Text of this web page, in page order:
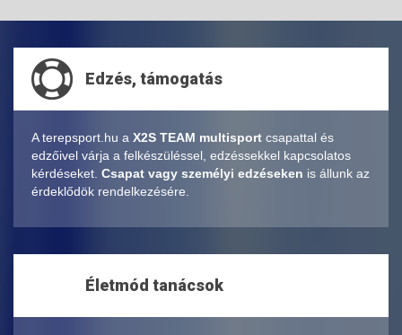
Edzés, támogatás
A terepsport.hu a X2S TEAM multisport csapattal és
edzőivel várja a felkészüléssel, edzéssekkel kapcsolatos
kérdéseket. Csapat vagy személyi edzéseken is állunk az
érdeklődök rendelkezésére.
Életmód tanácsok